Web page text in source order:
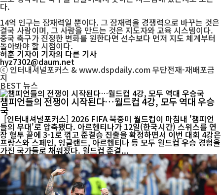
다.
14억 인구는 잠재력일 뿐이다. 그 잠재력을 경쟁력으로 바꾸는 것은
결국 사람이며, 그 사람을 만드는 것은 지도자와 교육 시스템이다.
중국 축구가 진정한 변화를 원한다면 선수보다 먼저 지도 체계부터
돌아봐야 할 시점이다.
허훈 기자이 기자의 다른 기사
hyz7302@daum.net
ⓒ 인터내셔널포커스 & www.dspdaily.com 무단전재-재배포금
지
BEST 뉴스
챔피언들의 전쟁이 시작된다…월드컵 4강, 모두 역대 우승
국
[인터내셔널포커스] 2026 FIFA 북중미 월드컵이 마침내 '챔피언
들의 무대'로 압축됐다. 아르헨티나가 12일(한국시간) 스위스를 연
장 혈투 끝에 3-1로 꺾고 준결승 진출을 확정하면서 이번 대회 4강은
프랑스와 스페인, 잉글랜드, 아르헨티나 등 모두 월드컵 우승 경험을
가진 국가들로 채워졌다. 월드컵 준결...